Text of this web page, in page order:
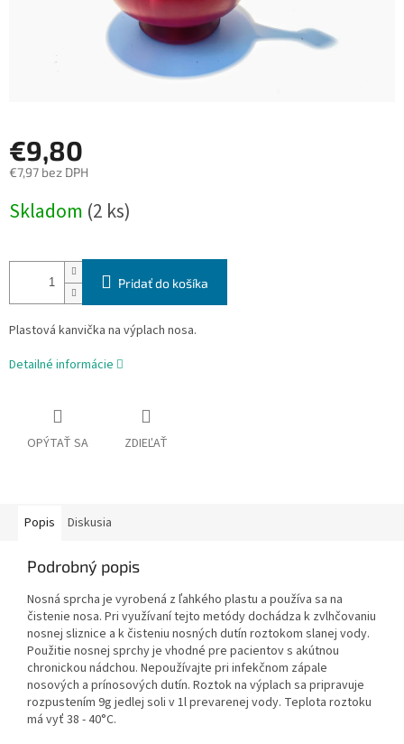
€9,80
€7,97 bez DPH
cena:
Skladom (2 ks)
Pridať do košíka
Plastová kanvička na výplach nosa.
Detailné informácie
OPÝTAŤ SA ZDIEĽAŤ
Popis Diskusia
Podrobný popis
Nosná sprcha je vyrobená z ľahkého plastu a používa sa na
čistenie nosa. Pri využívaní tejto metódy dochádza k zvlhčovaniu
nosnej sliznice a k čisteniu nosných dutín roztokom slanej vody.
Použitie nosnej sprchy je vhodné pre pacientov s akútnou
chronickou nádchou. Nepoužívajte pri infekčnom zápale
nosových a prínosových dutín. Roztok na výplach sa pripravuje
rozpustením 9g jedlej soli v 1l prevarenej vody. Teplota roztoku
má vyť 38 - 40°C.